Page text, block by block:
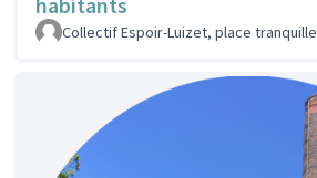
Collectif Espoir-Luizet, place tranquille